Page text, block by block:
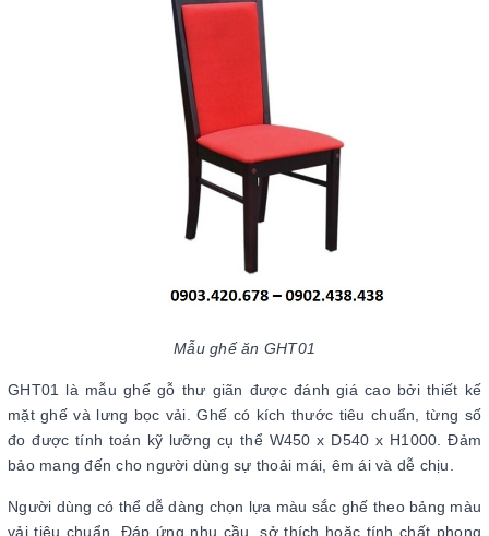
Mẫu ghế ăn GHT01
GHT01 là mẫu ghế gỗ thư giãn được đánh giá cao bởi thiết kế
mặt ghế và lưng bọc vải. Ghế có kích thước tiêu chuẩn, từng số
đo được tính toán kỹ lưỡng cụ thể W450 x D540 x H1000. Đảm
bảo mang đến cho người dùng sự thoải mái, êm ái và dễ chịu.
Người dùng có thể dễ dàng chọn lựa màu sắc ghế theo bảng màu
vải tiêu chuẩn. Đáp ứng nhu cầu, sở thích hoặc tính chất phong